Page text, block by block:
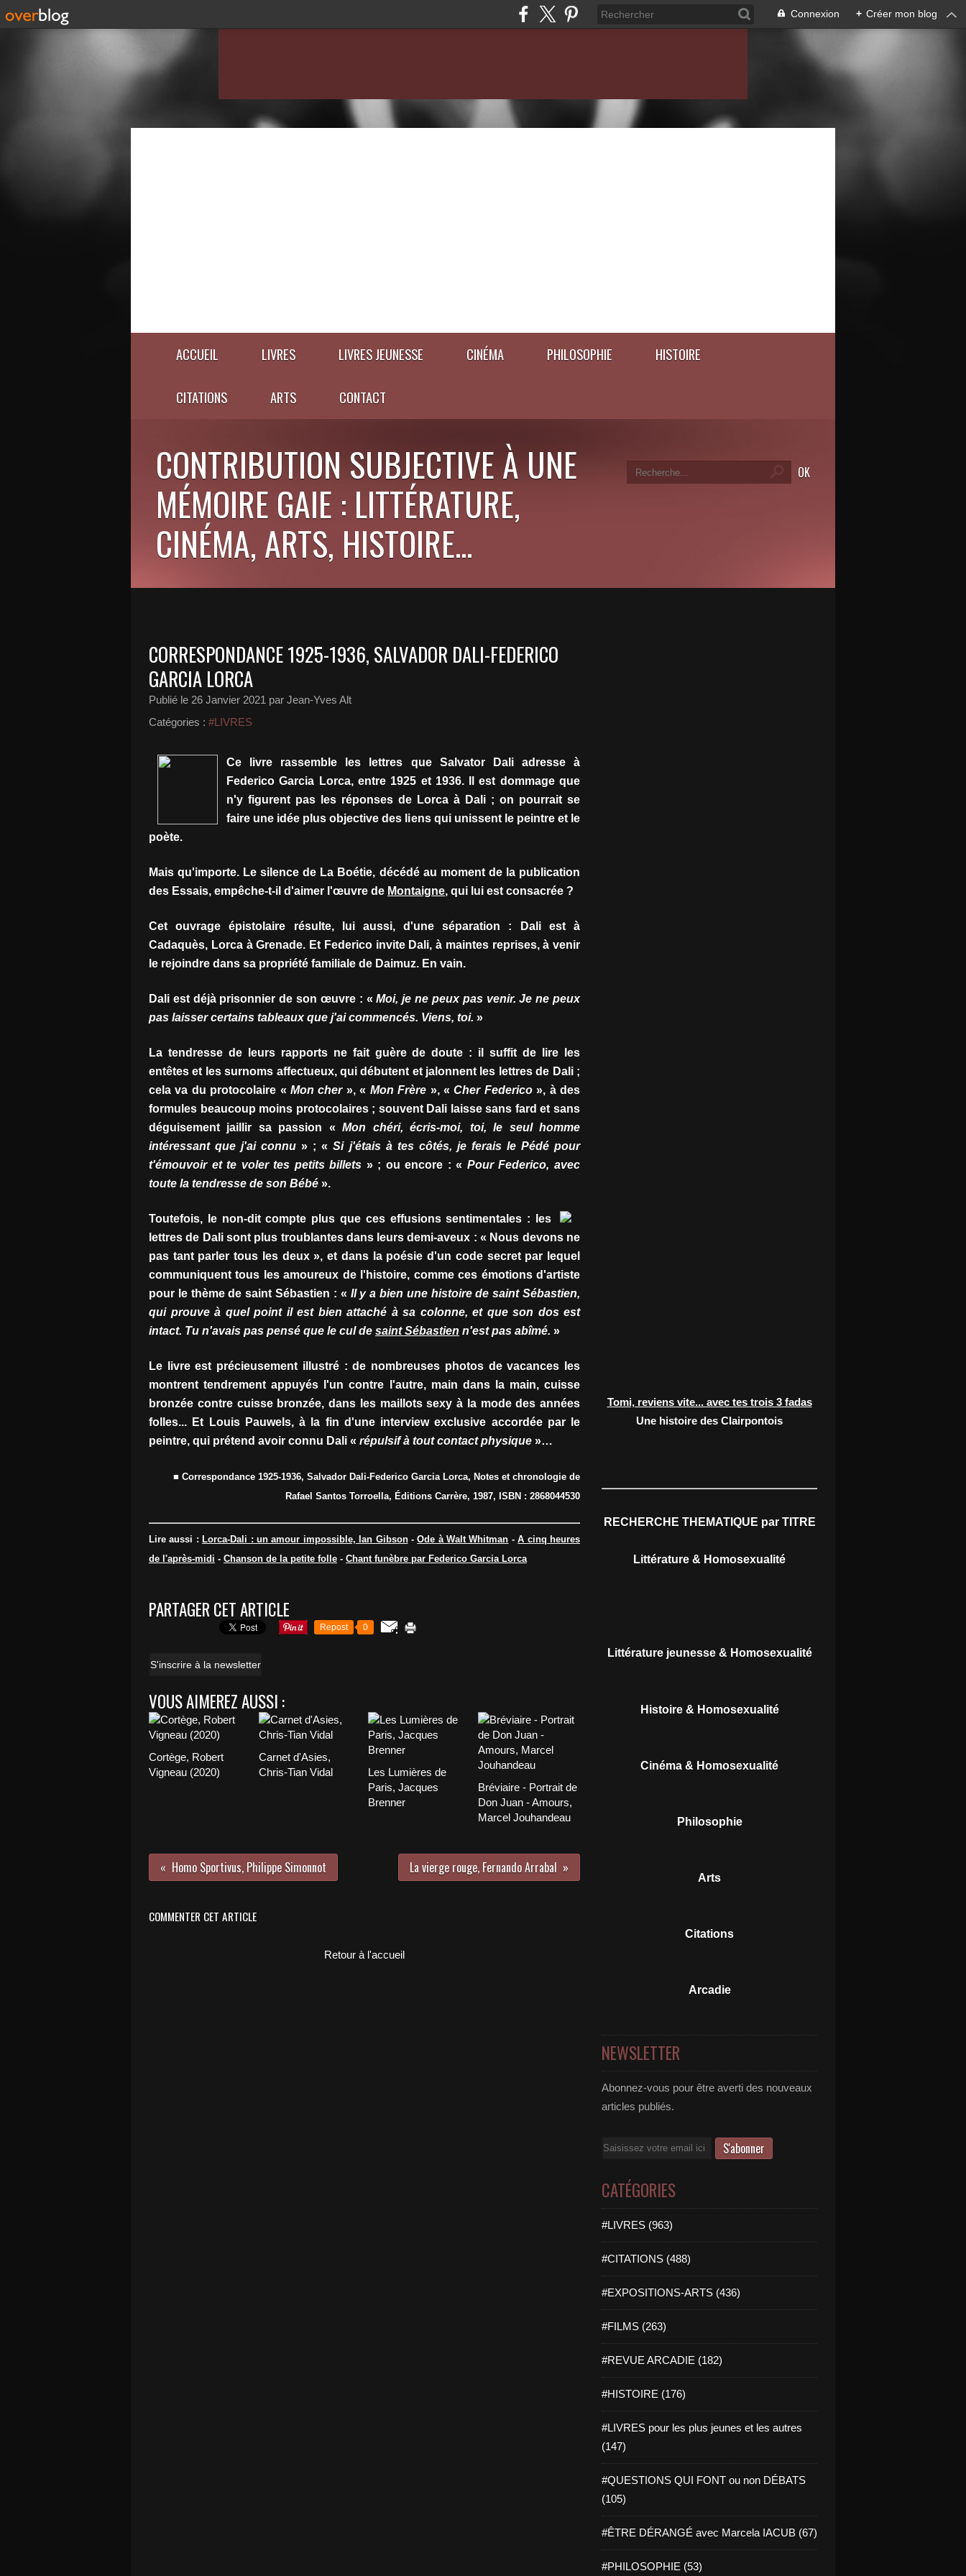
Connexion + Créer mon blog
ACCUEIL LIVRES LIVRES JEUNESSE CINÉMA PHILOSOPHIE HISTOIRE
CITATIONS ARTS CONTACT
CONTRIBUTION SUBJECTIVE À UNE
MÉMOIRE GAIE : LITTÉRATURE,
CINÉMA, ARTS, HISTOIRE...
CORRESPONDANCE 1925-1936, SALVADOR DALI-FEDERICO
GARCIA LORCA
Publié le 26 Janvier 2021 par Jean-Yves Alt
Catégories : #LIVRES
Ce livre rassemble les lettres que Salvator Dali adresse à
Federico Garcia Lorca, entre 1925 et 1936. Il est dommage que
n'y figurent pas les réponses de Lorca à Dali ; on pourrait se
faire une idée plus objective des liens qui unissent le peintre et le
poète.
Mais qu'importe. Le silence de La Boétie, décédé au moment de la publication
des Essais, empêche-t-il d'aimer l'œuvre de Montaigne, qui lui est consacrée ?
Cet ouvrage épistolaire résulte, lui aussi, d'une séparation : Dali est à
Cadaquès, Lorca à Grenade. Et Federico invite Dali, à maintes reprises, à venir
le rejoindre dans sa propriété familiale de Daimuz. En vain.
Dali est déjà prisonnier de son œuvre : «Moi, je ne peux pas venir. Je ne peux
pas laisser certains tableaux que j'ai commencés. Viens, toi. »
La tendresse de leurs rapports ne fait guère de doute : il suffit de lire les
entêtes et les surnoms affectueux, qui débutent et jalonnent les lettres de Dali ;
cela va du protocolaire «Mon cher», « Mon Frère », «Cher Federico», à des
formules beaucoup moins protocolaires ; souvent Dali laisse sans fard et sans
déguisement jaillir sa passion «Mon chéri, écris-moi, toi, le seul homme
intéressant que j'ai connu » ; «Si j'étais à tes côtés, je ferais le Pédé pour
t'émouvoir et te voler tes petits billets » ; ou encore : « Pour Federico, avec
toute la tendresse de son Bébé ».
Toutefois, le non-dit compte plus que ces effusions sentimentales : les
lettres de Dali sont plus troublantes dans leurs demi-aveux : « Nous devons ne
pas tant parler tous les deux », et dans la poésie d'un code secret par lequel
communiquent tous les amoureux de l'histoire, comme ces émotions d'artiste
pour le thème de saint Sébastien : « Il y a bien une histoire de saint Sébastien,
qui prouve à quel point il est bien attaché à sa colonne, et que son dos est
intact. Tu n'avais pas pensé que le cul de saint Sébastien n'est pas abîmé. »
Le livre est précieusement illustré : de nombreuses photos de vacances les
montrent tendrement appuyés l'un contre l'autre, main dans la main, cuisse
bronzée contre cuisse bronzée, dans les maillots sexy à la mode des années
folles... Et Louis Pauwels, à la fin d'une interview exclusive accordée par le
peintre, qui prétend avoir connu Dali « répulsif à tout contact physique »…
■ Correspondance 1925-1936, Salvador Dali-Federico Garcia Lorca, Notes et chronologie de
Rafael Santos Torroella, Éditions Carrère, 1987, ISBN : 2868044530
Lire aussi :Lorca-Dali : un amour impossible, Ian Gibson-Ode à Walt Whitman -A cinq heures
de l'après-midi - Chanson de la petite folle - Chant funèbre par Federico Garcia Lorca
PARTAGER CET ARTICLE
Repost 0
S'inscrire à la newsletter
VOUS AIMEREZ AUSSI :
Cortège, Robert
Vigneau (2020)
Carnet d'Asies,
Chris-Tian Vidal
Les Lumières de
Paris, Jacques
Brenner
Bréviaire - Portrait de
Don Juan - Amours,
Marcel Jouhandeau
Homo Sportivus, Philippe Simonnot La vierge rouge, Fernando Arrabal
COMMENTER CET ARTICLE
Retour à l'accueil
Tomi, reviens vite... avec tes trois 3 fadas
Une histoire des Clairpontois
RECHERCHE THEMATIQUE par TITRE
Littérature & Homosexualité
Littérature jeunesse & Homosexualité
Histoire & Homosexualité
Cinéma & Homosexualité
Philosophie
Arts
Citations
Arcadie
NEWSLETTER
Abonnez-vous pour être averti des nouveaux
articles publiés.
Email
CATÉGORIES
#LIVRES (963)
#CITATIONS (488)
#EXPOSITIONS-ARTS (436)
#FILMS (263)
#REVUE ARCADIE (182)
#HISTOIRE (176)
#LIVRES pour les plus jeunes et les autres
(147)
#QUESTIONS QUI FONT ou non DÉBATS
(105)
#ÊTRE DÉRANGÉ avec Marcela IACUB (67)
#PHILOSOPHIE (53)